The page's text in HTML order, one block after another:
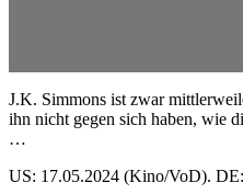
J.K. Simmons ist zwar
ihn nicht gegen sich haben, wie
…
US: 17.05.2024 (Kino/VoD).